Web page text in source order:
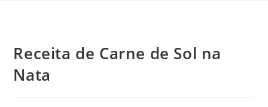
Receita de Carne de Sol na
Nata